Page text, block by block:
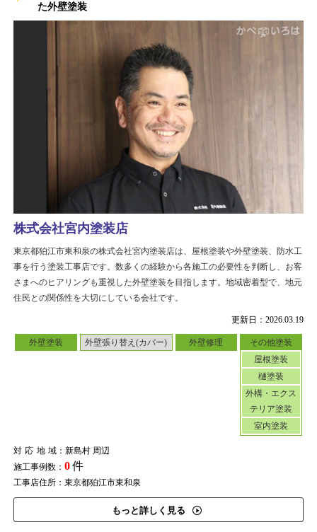
た外壁塗装
更新日：2026.03.19
外壁塗装 外壁張り替え(カバー) 外壁修理
その他塗装
屋根塗装
樋塗装
外構・エクス
テリア塗装
室内塗装
対応地域：新島村 周辺
施工事例数： 0件
工事店住所：東京都狛江市東和泉
もっと詳しく見る
株式会社宮内塗装店
東京都狛江市東和泉の株式会社宮内塗装店は、屋根塗装や外壁塗装、防水工
事を行う塗装工事店です。数多くの経験から各施工の必要性を判断し、お客
さまへのヒアリングも重視した外壁塗装を目指します。地域密着型で、地元
住民との関係性を大切にしている会社です。